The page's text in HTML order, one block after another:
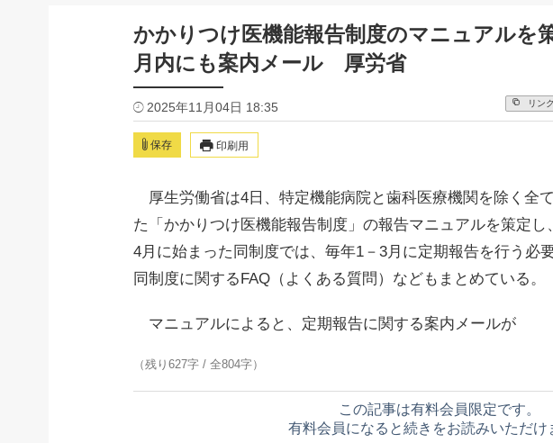
かかりつけ医機能報告制度のマニュアルを
月内にも案内メール 厚労省
2025年11月04日 18:35 リン
保存 印刷用
厚生労働省は4日、特定機能病院と歯科医療機関を除く全
た「かかりつけ医機能報告制度」の報告マニュアルを策定し
4月に始まった同制度では、毎年1－3月に定期報告を行う必
同制度に関するFAQ（よくある質問）などもまとめている。
マニュアルによると、定期報告に関する案内メールが
（残り627字 / 全804字）
この記事は有料会員限定です。
有料会員になると続きをお読みいただけ